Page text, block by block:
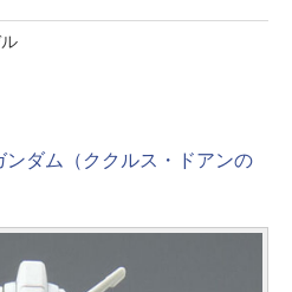
ダム（ククルス・ドアンの